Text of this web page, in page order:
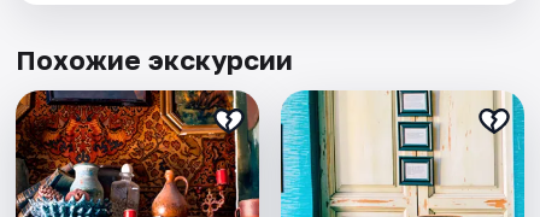
Похожие экскурсии